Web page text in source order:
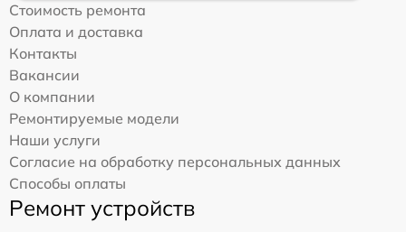
Стоимость ремонта
Оплата и доставка
Контакты
Вакансии
О компании
Ремонтируемые модели
Наши услуги
Согласие на обработку персональных данных
Способы оплаты
Ремонт устройств